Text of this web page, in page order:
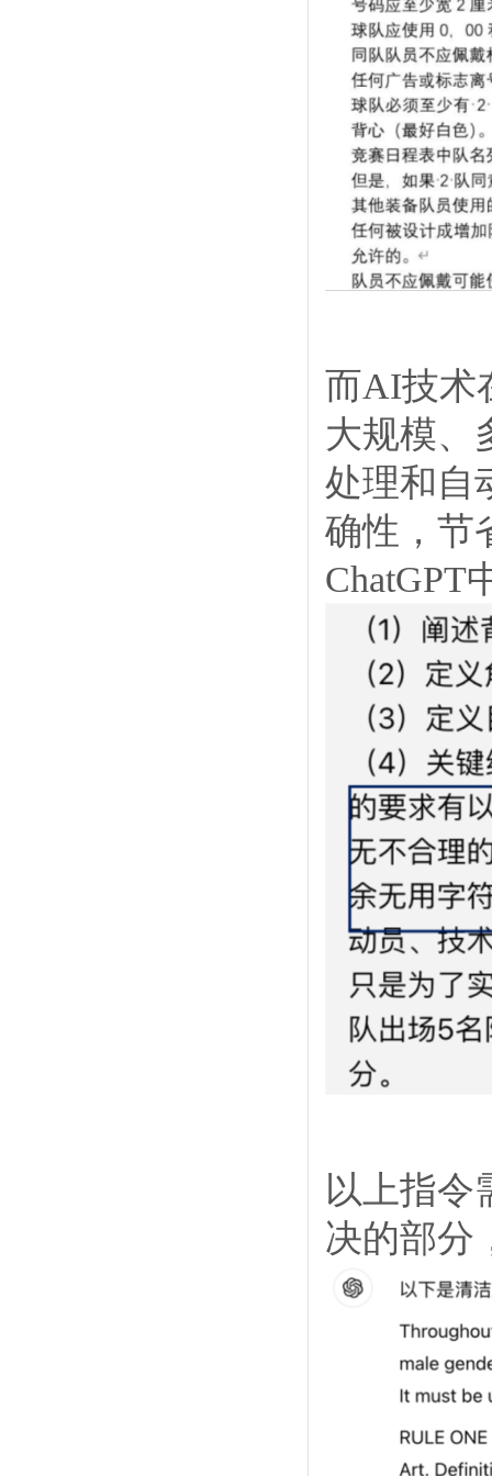
而AI技术
大规模、
处理和自
确性，节
ChatGPT
以上指令
决的部分